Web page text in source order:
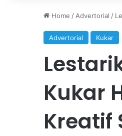
Home / Advertorial /
Advertorial Kukar
Kukar
Kreatif